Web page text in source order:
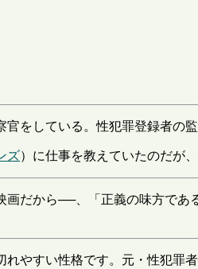
をしている。性犯罪登録者の
ズ）に仕事を教えていたのだが
だから──、「正義の味方で
やすい性格です。元・性犯罪